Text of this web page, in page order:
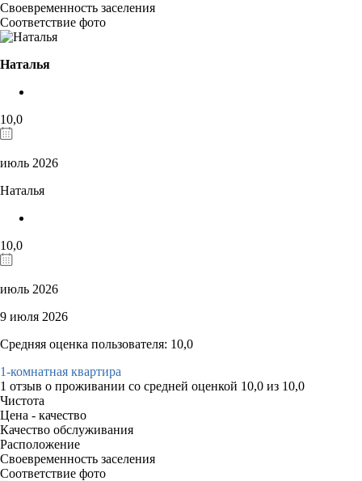
Своевременность заселения
Соответствие фото
Наталья
10,0
июль 2026
Наталья
10,0
июль 2026
9 июля 2026
Средняя оценка пользователя: 10,0
1-комнатная квартира
1 отзыв о проживании со средней оценкой 10,0 из 10,0
Чистота
Цена - качество
Качество обслуживания
Расположение
Своевременность заселения
Соответствие фото